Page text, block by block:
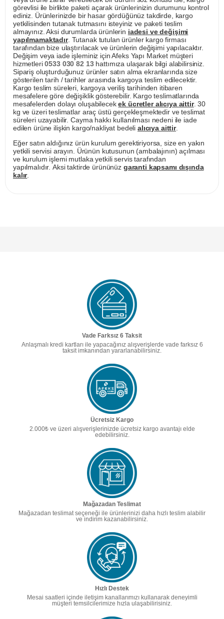
görevlisi ile birlikte paketi açarak ürünlerinizin durumunu kontrol
ediniz. Ürünlerinizde bir hasar gördüğünüz takdirde, kargo
yetkilisinden tutanak tutmasını isteyiniz ve paketi teslim
almayınız. Aksi durumlarda ürünlerin iadesi ve değişimi
yapılmamaktadır. Tutanak tutulan ürünler kargo firması
tarafından bize ulaştırılacak ve ürünlerin değişimi yapılacaktır.
Değişim veya iade işleminiz için Afeks Yapı Market müşteri
hizmetleri0533 030 82 13hattımıza ulaşarak bilgi alabilirsiniz.
Sipariş oluşturduğunuz ürünler satın alma ekranlarında size
gösterilen tarih / tarihler arasında kargoya teslim edilecektir.
Kargo teslim süreleri, kargoya veriliş tarihinden itibaren
mesafelere göre değişiklik gösterebilir. Kargo teslimatlarında
mesafelerden dolayı oluşabilecekek ücretler alıcıya aittir. 30
kg ve üzeri teslimatlar araç üstü gerçekleşmektedir ve teslimat
süreleri uzayabilir. Cayma hakkı kullanılması nedeni ile iade
edilen ürüne ilişkin kargo/nakliyat bedeli alıcıya aittir.
Eğer satın aldığınız ürün kurulum gerektiriyorsa, size en yakın
yetkili servisi arayın. Ürünün kutusunun (ambalajının) açılması
ve kurulum işlemi mutlaka yetkili servis tarafından
yapılmalıdır. Aksi taktirde ürününüz garanti kapsamı dışında
kalır.
Vade Farksız 6 Taksit
Anlaşmalı kredi kartları ile yapacağınız alışverişlerde vade farksız 6
taksit imkanından yararlanabilirsiniz.
Ücretsiz Kargo
2.000₺ ve üzeri alışverişlerinizde ücretsiz kargo avantajı elde
edebilirsiniz.
Mağazadan Teslimat
Mağazadan teslimat seçeneği ile ürünlerinizi daha hızlı teslim alabilir
ve indirim kazanabilirsiniz.
Hızlı Destek
Mesai saatleri içinde iletişim kanallarımızı kullanarak deneyimli
müşteri temsilcilerimize hızla ulaşabilirisiniz.